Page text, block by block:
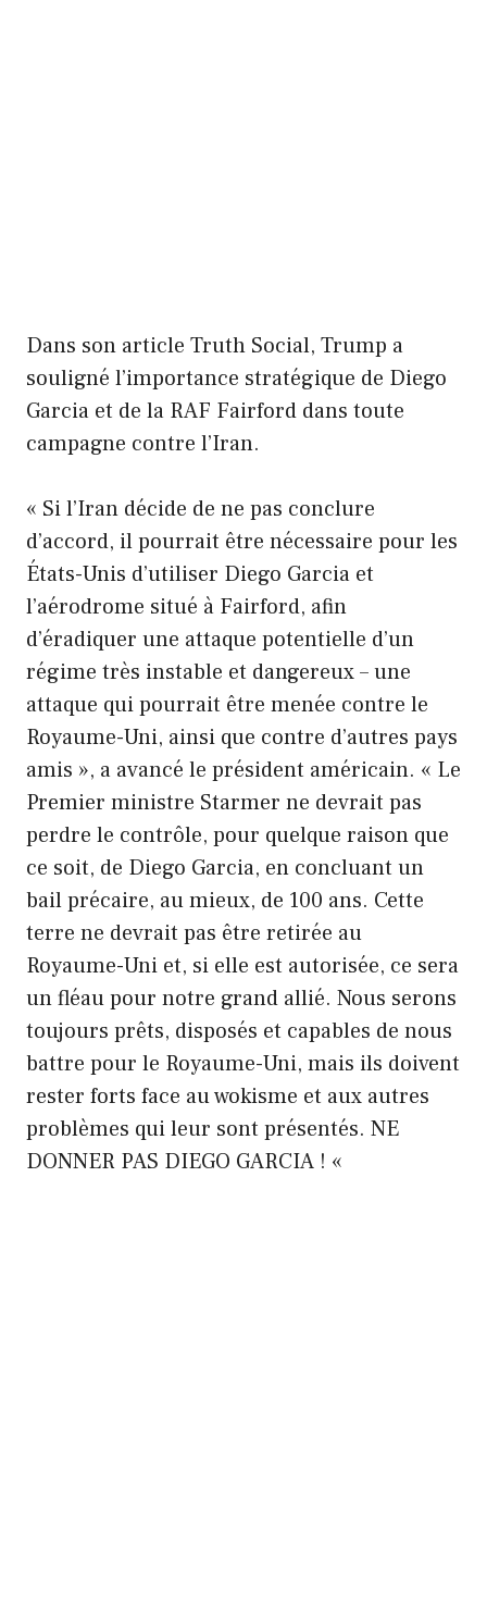
Dans son article Truth Social, Trump a
souligné l’importance stratégique de Diego
Garcia et de la RAF Fairford dans toute
campagne contre l’Iran.
« Si l’Iran décide de ne pas conclure
d’accord, il pourrait être nécessaire pour les
États-Unis d’utiliser Diego Garcia et
l’aérodrome situé à Fairford, afin
d’éradiquer une attaque potentielle d’un
régime très instable et dangereux – une
attaque qui pourrait être menée contre le
Royaume-Uni, ainsi que contre d’autres pays
amis », a avancé le président américain. « Le
Premier ministre Starmer ne devrait pas
perdre le contrôle, pour quelque raison que
ce soit, de Diego Garcia, en concluant un
bail précaire, au mieux, de 100 ans. Cette
terre ne devrait pas être retirée au
Royaume-Uni et, si elle est autorisée, ce sera
un fléau pour notre grand allié. Nous serons
toujours prêts, disposés et capables de nous
battre pour le Royaume-Uni, mais ils doivent
rester forts face au wokisme et aux autres
problèmes qui leur sont présentés. NE
DONNER PAS DIEGO GARCIA ! «